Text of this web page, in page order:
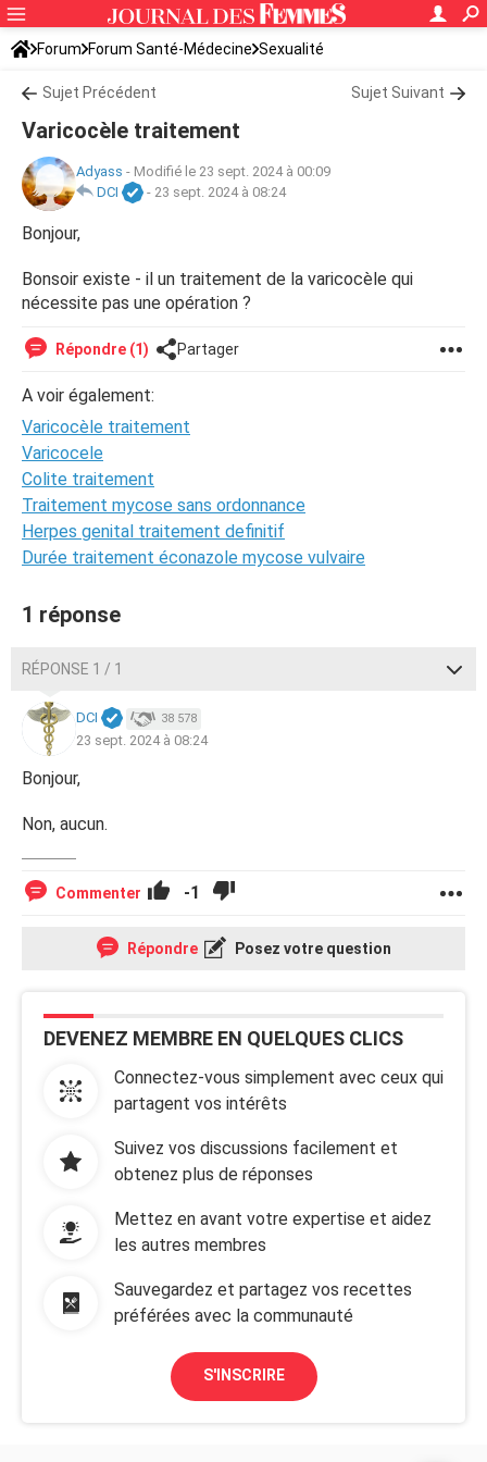
Forum Forum Santé-Médecine Sexualité
Sujet Précédent Sujet Suivant
Varicocèle traitement
Adyass - Modifié le 23 sept. 2024 à 00:09
DCI
- 23 sept. 2024 à 08:24
Bonjour,
Bonsoir existe - il un traitement de la varicocèle qui
nécessite pas une opération ?
Répondre (1) Partager
A voir également:
Varicocèle traitement
Varicocele
Colite traitement
Traitement mycose sans ordonnance
Herpes genital traitement definitif
Durée traitement éconazole mycose vulvaire
1 réponse
RÉPONSE 1 / 1
DCI 38 578
23 sept. 2024 à 08:24
Bonjour,
Non, aucun.
Commenter -1
Répondre Posez votre question
DEVENEZ MEMBRE EN QUELQUES CLICS
Connectez-vous simplement avec ceux qui
partagent vos intérêts
Suivez vos discussions facilement et
obtenez plus de réponses
Mettez en avant votre expertise et aidez
les autres membres
Sauvegardez et partagez vos recettes
préférées avec la communauté
S'INSCRIRE